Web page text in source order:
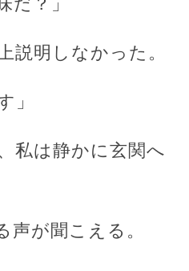
説明しなかった。
」
私は静かに玄関へ
声が聞こえる。